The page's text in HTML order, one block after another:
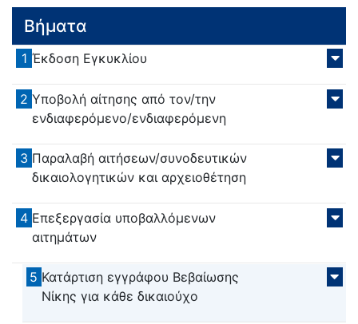
Βήματα
1 Έκδοση Εγκυκλίου
2 Υποβολή αίτησης από τον/την
ενδιαφερόμενο/ενδιαφερόμενη
3 Παραλαβή αιτήσεων/συνοδευτικών
δικαιολογητικών και αρχειοθέτηση
4 Επεξεργασία υποβαλλόμενων
αιτημάτων
5 Κατάρτιση εγγράφου Βεβαίωσης
Νίκης για κάθε δικαιούχο